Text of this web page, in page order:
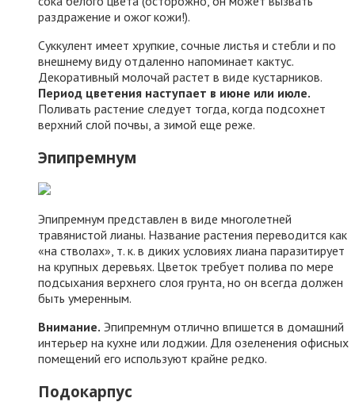
раздражение и ожог кожи!).
Суккулент имеет хрупкие, сочные листья и стебли и по
внешнему виду отдаленно напоминает кактус.
Декоративный молочай растет в виде кустарников.
Период цветения наступает в июне или июле.
Поливать растение следует тогда, когда подсохнет
верхний слой почвы, а зимой еще реже.
Эпипремнум
Эпипремнум представлен в виде многолетней
травянистой лианы. Название растения переводится как
«на стволах», т. к. в диких условиях лиана паразитирует
на крупных деревьях. Цветок требует полива по мере
подсыхания верхнего слоя грунта, но он всегда должен
быть умеренным.
Внимание. Эпипремнум отлично впишется в домашний
интерьер на кухне или лоджии. Для озеленения офисных
помещений его используют крайне редко.
Подокарпус